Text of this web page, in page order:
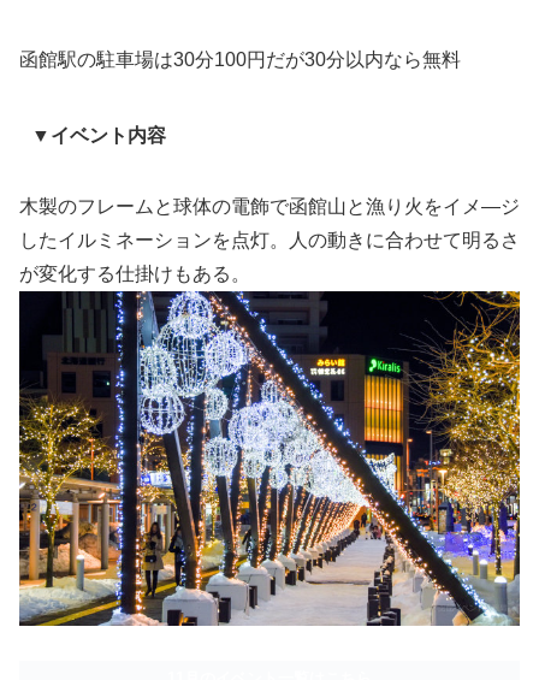
函館駅の駐車場は30分100円だが30分以内なら無料
▼イベント内容
木製のフレームと球体の電飾で函館山と漁り火をイメ―ジ
したイルミネーションを点灯。人の動きに合わせて明るさ
が変化する仕掛けもある。